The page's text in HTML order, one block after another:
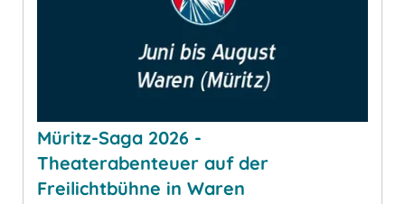
Müritz-Saga 2026 -
Theaterabenteuer auf der
Freilichtbühne in Waren